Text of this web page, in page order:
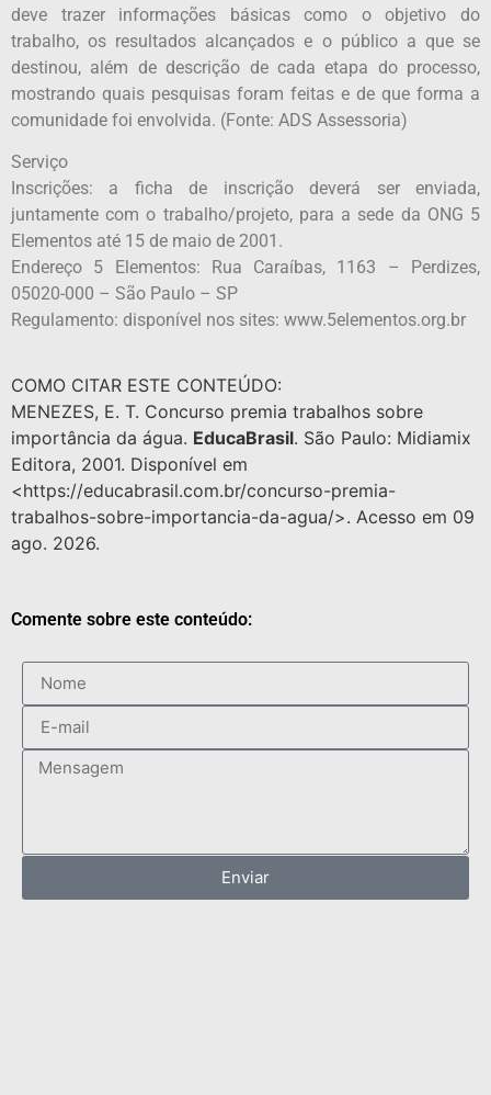
deve trazer informações básicas como o objetivo do
trabalho, os resultados alcançados e o público a que se
destinou, além de descrição de cada etapa do processo,
mostrando quais pesquisas foram feitas e de que forma a
comunidade foi envolvida. (Fonte: ADS Assessoria)
Serviço
Inscrições: a ficha de inscrição deverá ser enviada,
juntamente com o trabalho/projeto, para a sede da ONG 5
Elementos até 15 de maio de 2001.
Endereço 5 Elementos: Rua Caraíbas, 1163 – Perdizes,
05020-000 – São Paulo – SP
Regulamento: disponível nos sites: www.5elementos.org.br
COMO CITAR ESTE CONTEÚDO:
MENEZES, E. T. Concurso premia trabalhos sobre
importância da água. EducaBrasil. São Paulo: Midiamix
Editora, 2001. Disponível em
<https://educabrasil.com.br/concurso-premia-
trabalhos-sobre-importancia-da-agua/>. Acesso em 09
ago. 2026.
Comente sobre este conteúdo:
Enviar